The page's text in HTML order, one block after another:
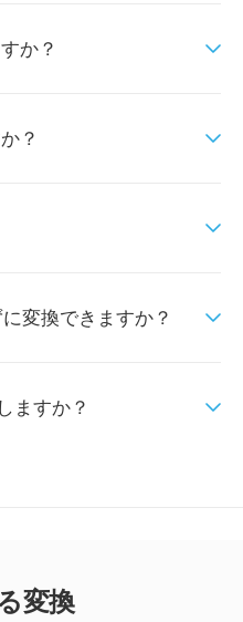
か？
？
変換できますか？
ますか？
変換